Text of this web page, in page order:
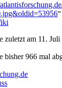
“
zuletzt am 11.
bisher 966 mal